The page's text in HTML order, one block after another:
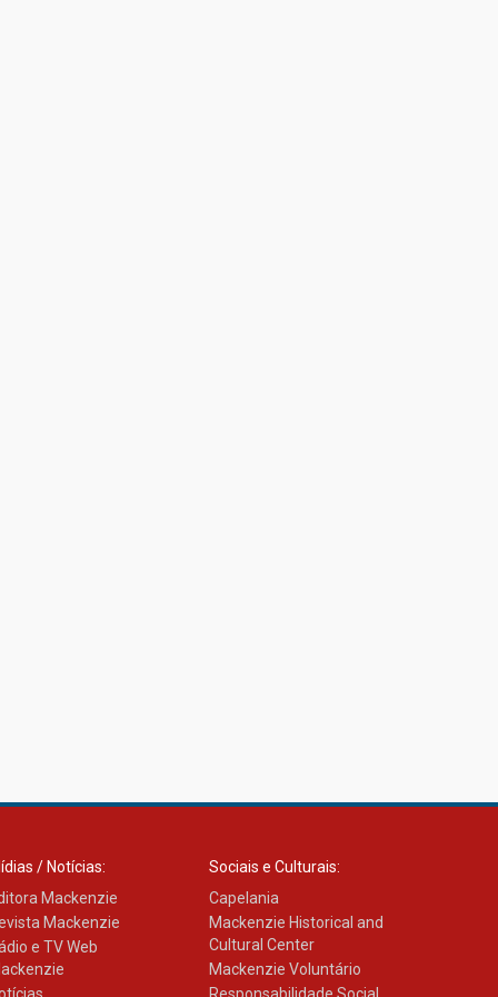
/ Notícias:
Mackenzie
Mackenzie
e TV Web
Sociais e Culturais:
Capelania
Mackenzie Historical and
Cultural Center
Mackenzie Voluntário